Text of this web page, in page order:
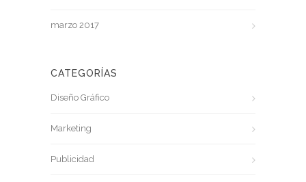
marzo 2017
CATEGORÍAS
Diseño Gráfico
Marketing
Publicidad